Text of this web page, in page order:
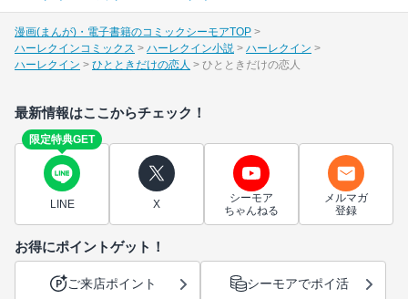
漫画(まんが)・電子書籍のコミックシーモアTOP
ハーレクインコミックス
ハーレクイン小説
ハーレクイン
ハーレクイン
ひとときだけの恋人 ひとときだけの恋人
最新情報はここからチェック！
限定特典GET
LINE X
シーモア
ちゃんねる
メルマガ
登録
お得にポイントゲット！
ご来店ポイント シーモアでポイ活